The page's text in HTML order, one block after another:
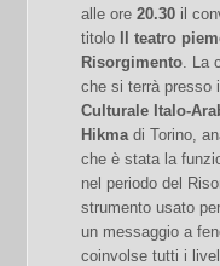
alle ore 20.30 il
titolo
Il teatro
Risorgimento. La
che si terrà presso il
Culturale Italo-
Hikmadi Torino,
che è stata la
nel periodo del
strumento usato
un messaggio a
coinvolse tutti i